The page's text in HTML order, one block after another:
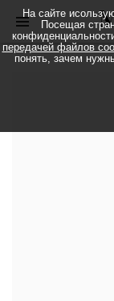
На сайте
Посещая
передачей файлов
понять, зачем